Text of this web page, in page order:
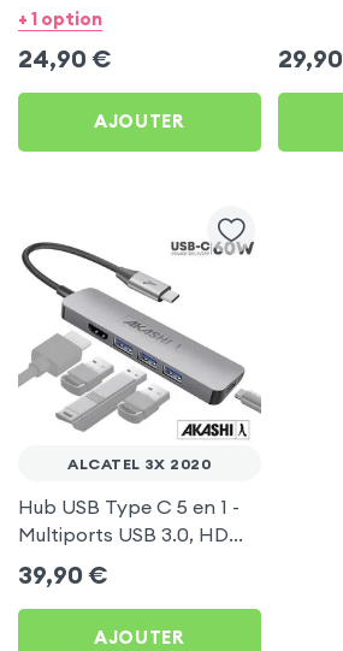
1080P, 1.8m - LinQ pour
+ 1 option
24,90 €
AJOUTER
29,90
ALCATEL 3X 2020
Hub USB Type C 5 en 1 -
Multiports USB 3.0, HDMI
4K et Type-C, Akashi -
Gris pour Alcatel 3X 2020
39,90 €
AJOUTER